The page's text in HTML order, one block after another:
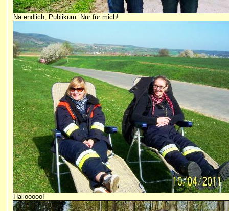
Na endlich, Publikum. Nur für mich!
Hallooooo!